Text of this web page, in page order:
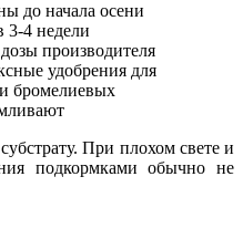
до начала осени
3-4 недели
производителя
удобрения для
бромелиевых
При плохом свете и
подкормками обычно не